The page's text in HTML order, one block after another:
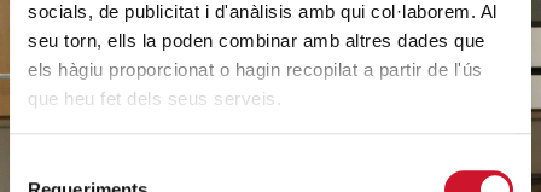
socials, de publicitat i d'anàlisis amb qui col·laborem. Al
seu torn, ells la poden combinar amb altres dades que
els hàgiu proporcionat o hagin recopilat a partir de l'ús
que heu fet dels seus serveis.
Ajuda'ns